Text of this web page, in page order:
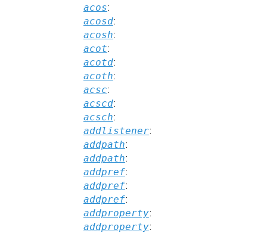
acos:
acosd:
acosh:
acot:
acotd:
acoth:
acsc:
acscd:
acsch:
addlistener:
addpath:
addpath:
addpref:
addpref:
addpref:
addproperty:
addproperty: